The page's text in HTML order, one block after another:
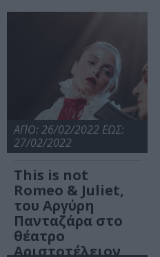
ΑΠΟ: 26/02/2022 ΕΩΣ:
27/02/2022
This is not
Romeo & Juliet,
του Αργύρη
Πανταζάρα στο
θέατρο
Αριστοτέλειον